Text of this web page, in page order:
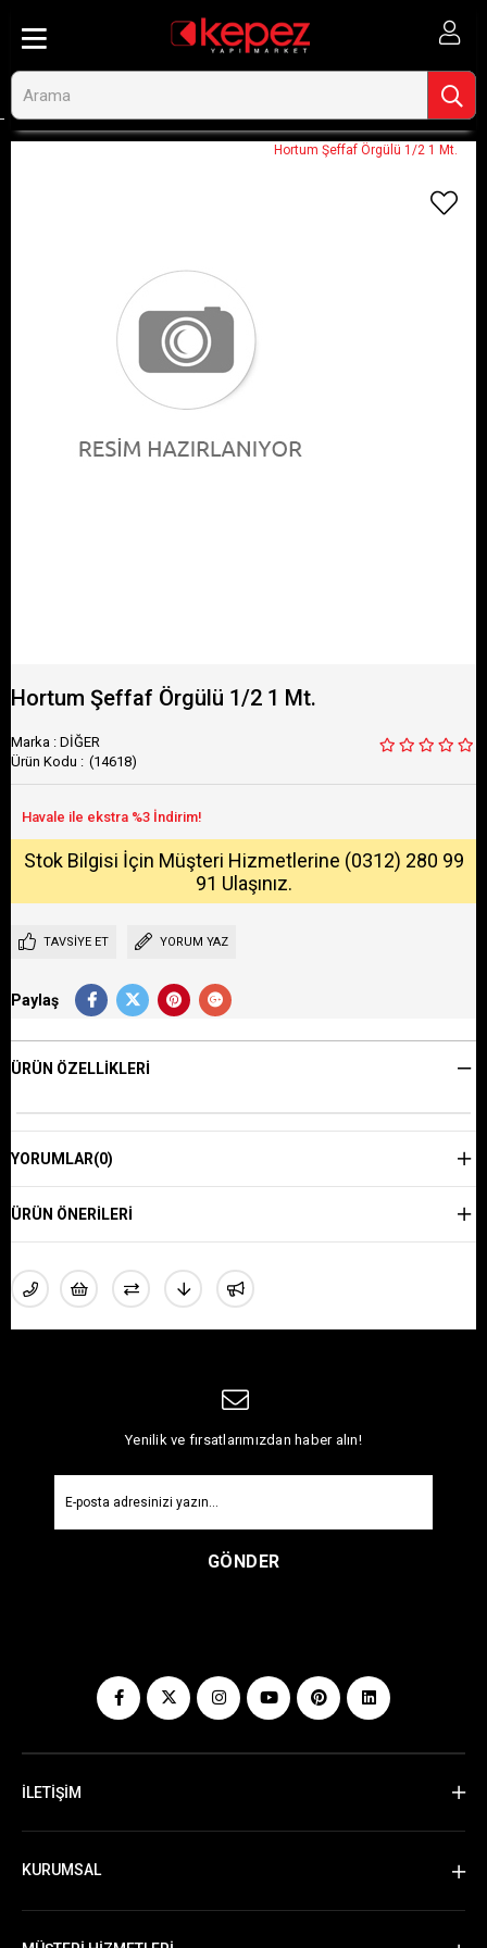
Hortum Şeffaf Örgülü 1/2 1 Mt.
Hortum Şeffaf Örgülü 1/2 1 Mt.
Marka : DİĞER
(14618)
Stok Bilgisi İçin Müşteri Hizmetlerine (0312) 280 99
91 Ulaşınız.
TAVSIYE ET YORUM YAZ
Paylaş
ÜRÜN ÖZELLIKLERI
YORUMLAR(0)
ÜRÜN ÖNERILERI
Yenilik ve fırsatlarımızdan haber alın!
GÖNDER
İLETİŞİM
KURUMSAL